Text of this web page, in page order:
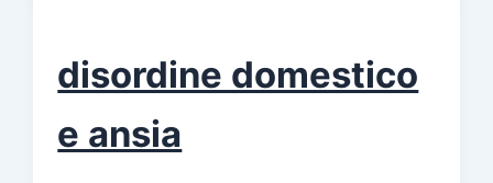
disordine domestico
e ansia